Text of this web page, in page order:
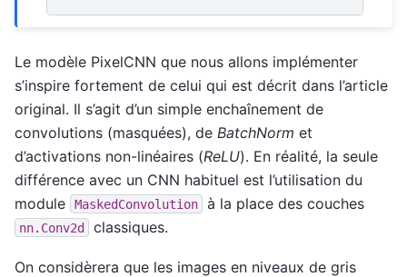
Le modèle PixelCNN que nous allons implémenter
s’inspire fortement de celui qui est décrit dans l’article
original. Il s’agit d’un simple enchaînement de
convolutions (masquées), de BatchNorm et
d’activations non-linéaires (ReLU). En réalité, la seule
différence avec un CNN habituel est l’utilisation du
module
MaskedConvolution à la place des couches
nn.Conv2d classiques.
On considèrera que les images en niveaux de gris